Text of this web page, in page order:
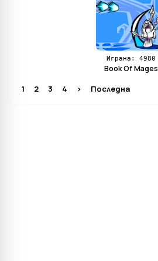
Играна: 4980
Book Of Mages
1 2 3 4 > Последна